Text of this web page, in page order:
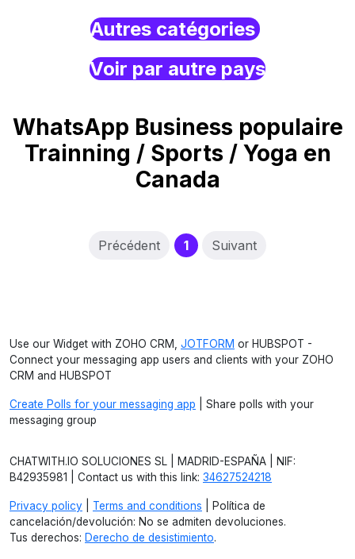
Autres catégories
Voir par autre pays
WhatsApp Business populaire
Trainning / Sports / Yoga en
Canada
Précédent 1(current)
Suivant
Use our Widget with ZOHO CRM, JOTFORM or HUBSPOT -
Connect your messaging app users and clients with your ZOHO
CRM and HUBSPOT
Create Polls for your messaging app | Share polls with your
messaging group
CHATWITH.IO SOLUCIONES SL | MADRID-ESPAÑA | NIF:
B42935981 | Contact us with this link: 34627524218
Privacy policy Terms and conditions | Política de
cancelación/devolución: No se admiten devoluciones.
Tus derechos: Derecho de desistimiento.